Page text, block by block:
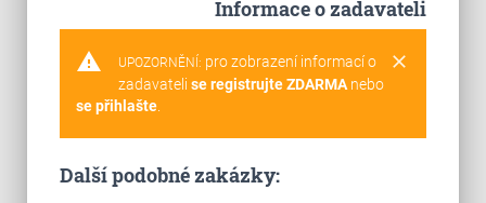
Informace o zadavateli
warning clear
UPOZORNĚNÍ: pro zobrazení informací o
zadavateli se registrujte ZDARMAnebo
se přihlašte.
Další podobné zakázky: